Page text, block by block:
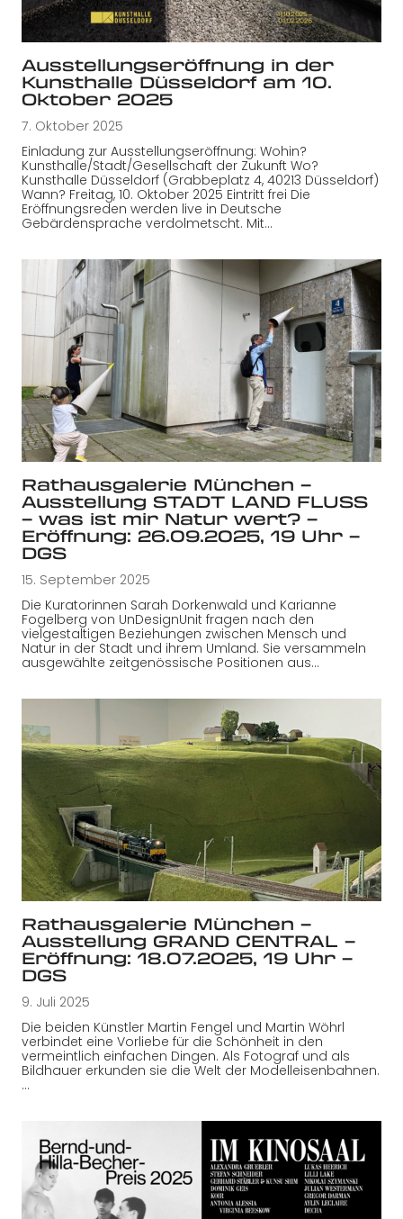
Ausstellungseröffnung in der
Kunsthalle Düsseldorf am 10.
Oktober 2025
7. Oktober 2025
Einladung zur Ausstellungseröffnung: Wohin?
Kunsthalle/Stadt/Gesellschaft der Zukunft Wo?
Kunsthalle Düsseldorf (Grabbeplatz 4, 40213 Düsseldorf)
Wann? Freitag, 10. Oktober 2025 Eintritt frei Die
Eröffnungsreden werden live in Deutsche
Gebärdensprache verdolmetscht. Mit…
Rathausgalerie München –
Ausstellung STADT LAND FLUSS
– was ist mir Natur wert? –
Eröffnung: 26.09.2025, 19 Uhr –
DGS
15. September 2025
Die Kuratorinnen Sarah Dorkenwald und Karianne
Fogelberg von UnDesignUnit fragen nach den
vielgestaltigen Beziehungen zwischen Mensch und
Natur in der Stadt und ihrem Umland. Sie versammeln
ausgewählte zeitgenössische Positionen aus…
Rathausgalerie München –
Ausstellung GRAND CENTRAL –
Eröffnung: 18.07.2025, 19 Uhr –
DGS
9. Juli 2025
Die beiden Künstler Martin Fengel und Martin Wöhrl
verbindet eine Vorliebe für die Schönheit in den
vermeintlich einfachen Dingen. Als Fotograf und als
Bildhauer erkunden sie die Welt der Modelleisenbahnen.
…